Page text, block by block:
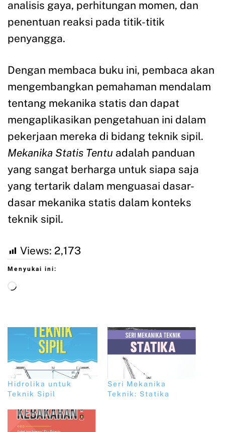
analisis gaya, perhitungan momen, dan
penentuan reaksi pada titik-titik
penyangga.
Dengan membaca buku ini, pembaca akan
mengembangkan pemahaman mendalam
tentang mekanika statis dan dapat
mengaplikasikan pengetahuan ini dalam
pekerjaan mereka di bidang teknik sipil.
Mekanika Statis Tentu adalah panduan
yang sangat berharga untuk siapa saja
yang tertarik dalam menguasai dasar-
dasar mekanika statis dalam konteks
teknik sipil.
Views: 2,173
Menyukai ini:
Hidrolika untuk
Teknik Sipil
Seri Mekanika
Teknik: Statika